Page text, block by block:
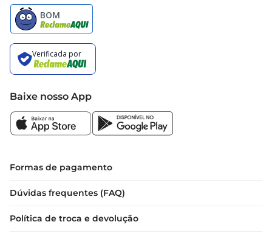
Baixe nosso App
Formas de pagamento
Dúvidas frequentes (FAQ)
Política de troca e devolução